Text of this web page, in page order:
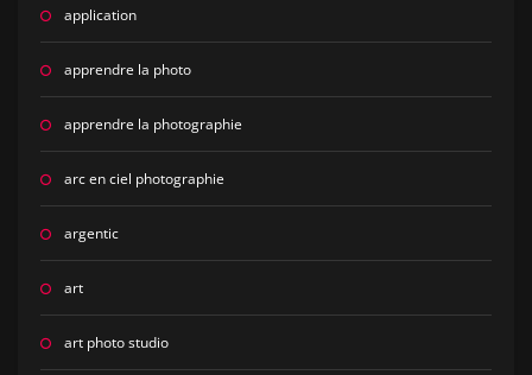
application
apprendre la photo
apprendre la photographie
arc en ciel photographie
argentic
art
art photo studio